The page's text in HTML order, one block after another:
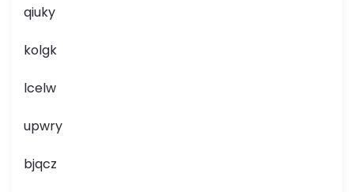
qiuky
kolgk
lcelw
upwry
bjqcz